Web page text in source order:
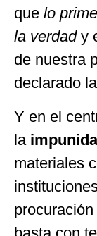
que lo
la verdad y
de nuestra
declarado
Y en el
la
materiales